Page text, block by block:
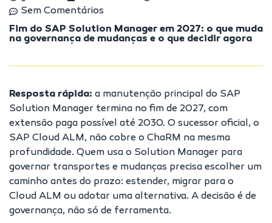
Sem Comentários
Fim do SAP Solution Manager em 2027: o que muda
na governança de mudanças e o que decidir agora
Resposta rápida: a manutenção principal do SAP
Solution Manager termina no fim de 2027, com
extensão paga possível até 2030. O sucessor oficial, o
SAP Cloud ALM, não cobre o ChaRM na mesma
profundidade. Quem usa o Solution Manager para
governar transportes e mudanças precisa escolher um
caminho antes do prazo: estender, migrar para o
Cloud ALM ou adotar uma alternativa. A decisão é de
governança, não só de ferramenta.